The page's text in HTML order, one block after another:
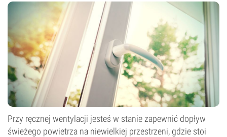
Przy ręcznej wentylacji jesteś w stanie zapewnić dopływ
świeżego powietrza na niewielkiej przestrzeni, gdzie stoi